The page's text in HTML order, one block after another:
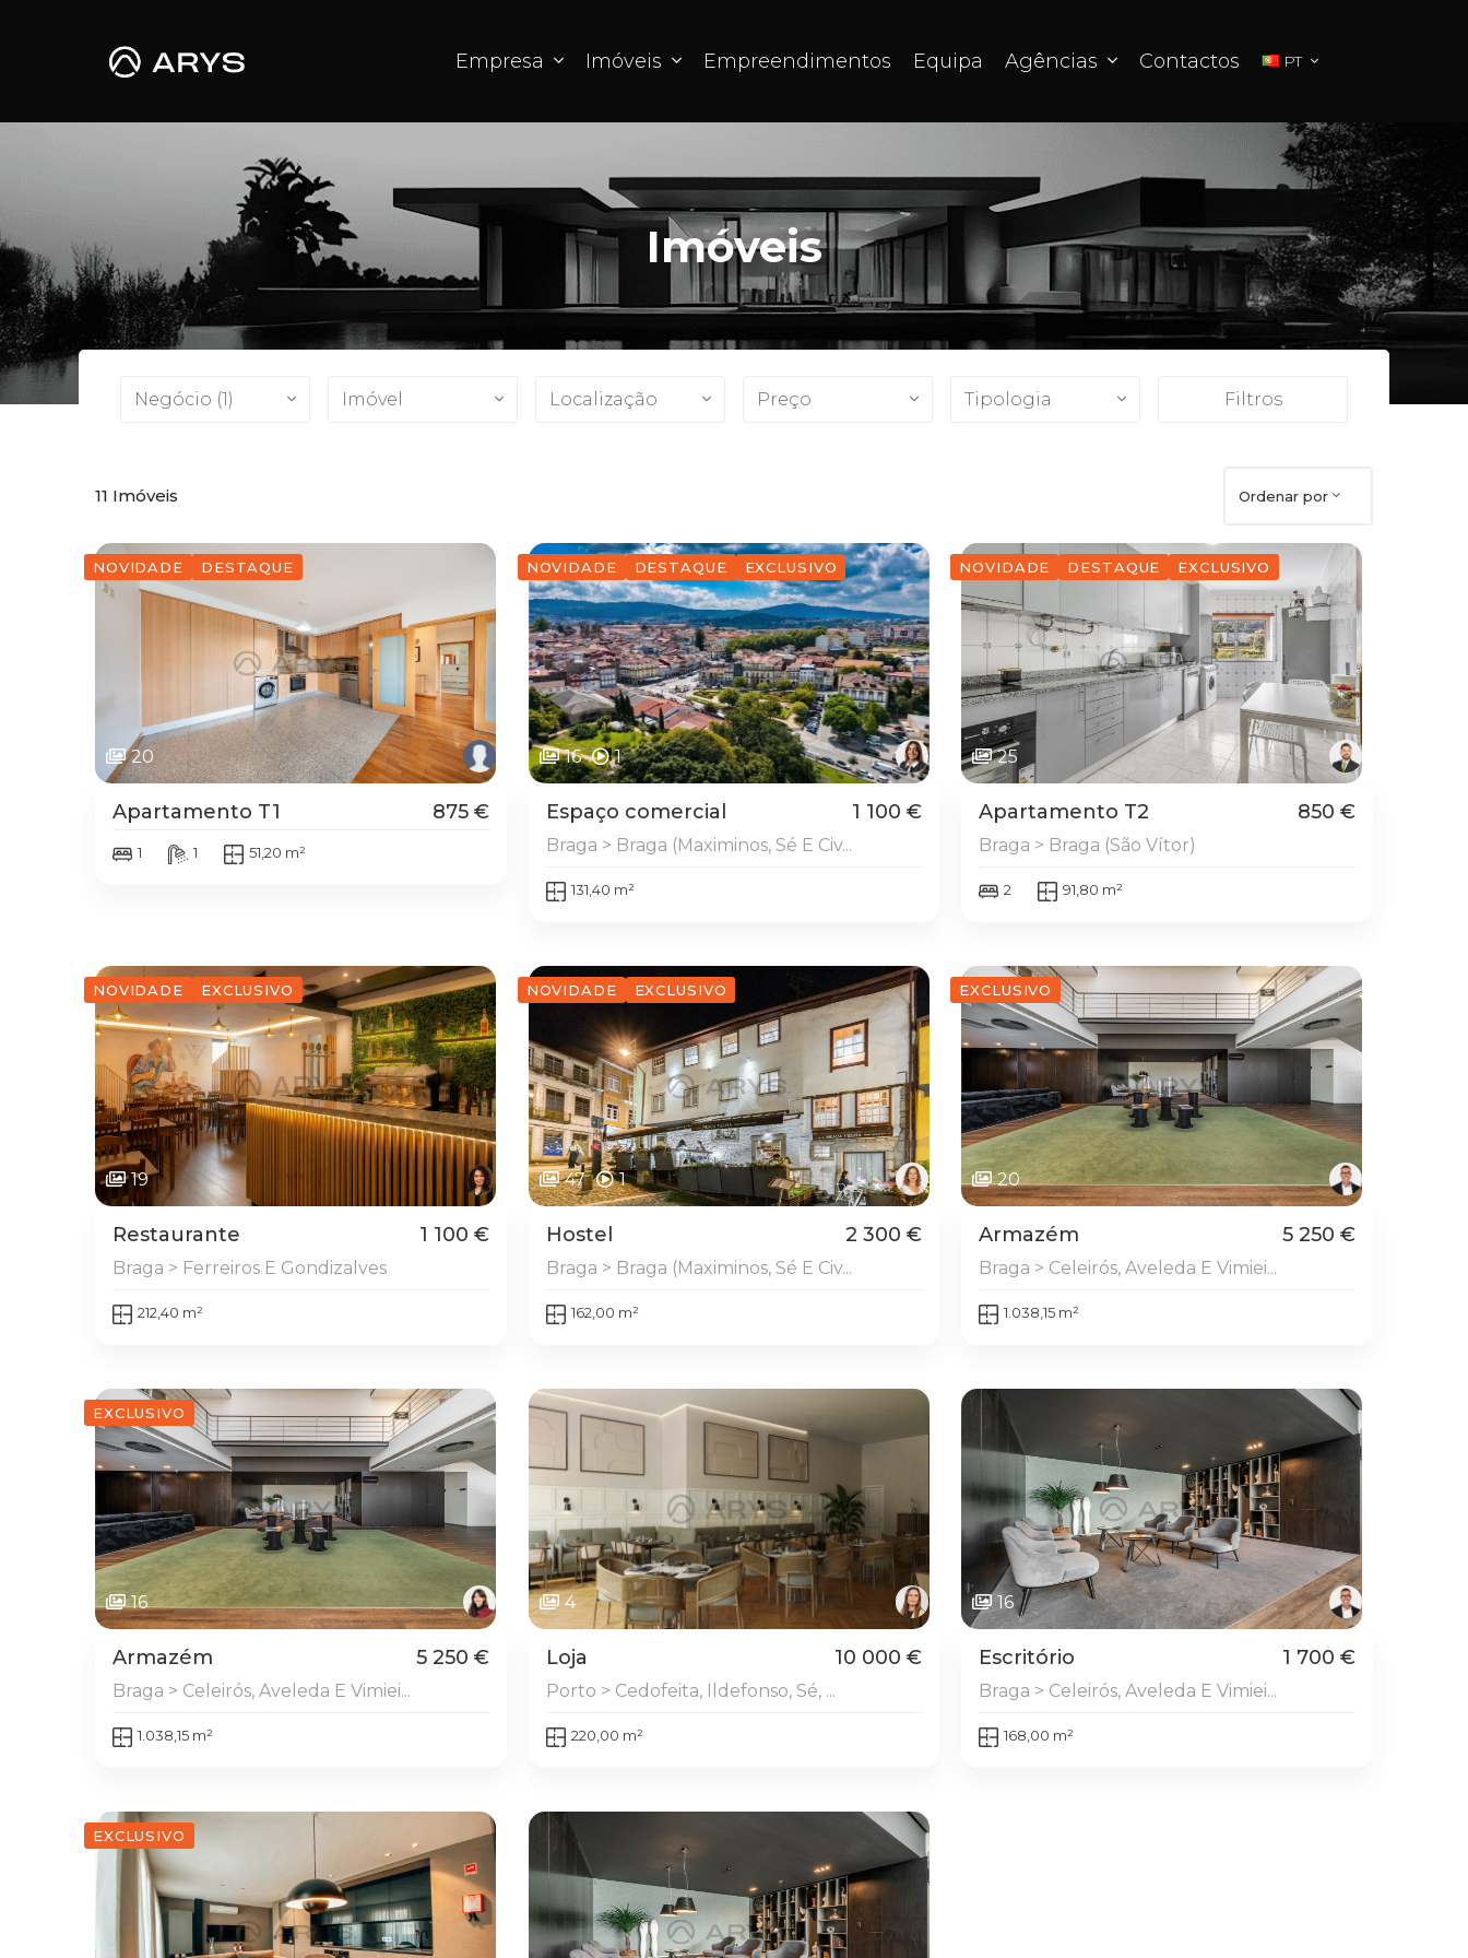
Empresa Imóveis Empreendimentos Equipa Agências Contactos PT
Imóveis
Negócio (1) Imóvel Localização Preço Tipologia Filtros
11 Imóveis Ordenar por
NOVIDADE DESTAQUE
20
Apartamento T1 875 €
1 1 51,20 m²
NOVIDADE DESTAQUE EXCLUSIVO
16 1
Espaço comercial 1 100 €
Braga > Braga (Maximinos, Sé E Civ...
131,40 m²
NOVIDADE DESTAQUE EXCLUSIVO
25
Apartamento T2 850 €
Braga > Braga (São Vítor)
2 91,80 m²
NOVIDADE EXCLUSIVO
19
Restaurante 1 100 €
Braga > Ferreiros E Gondizalves
212,40 m²
NOVIDADE EXCLUSIVO
47 1
Hostel 2 300 €
Braga > Braga (Maximinos, Sé E Civ...
162,00 m²
EXCLUSIVO
20
Armazém 5 250 €
Braga > Celeirós, Aveleda E Vimiei...
1.038,15 m²
EXCLUSIVO
16
Armazém 5 250 €
Braga > Celeirós, Aveleda E Vimiei...
1.038,15 m²
4
Loja 10 000 €
Porto > Cedofeita, Ildefonso, Sé, ...
220,00 m²
16
Escritório 1 700 €
Braga > Celeirós, Aveleda E Vimiei...
168,00 m²
EXCLUSIVO